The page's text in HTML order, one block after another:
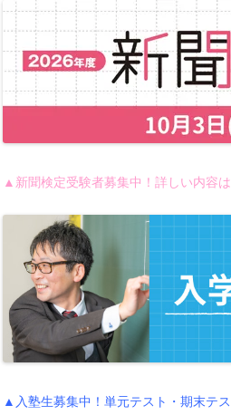
▲新聞検定受験者募集中！詳しい内容
▲入塾生募集中！単元テスト・期末テ